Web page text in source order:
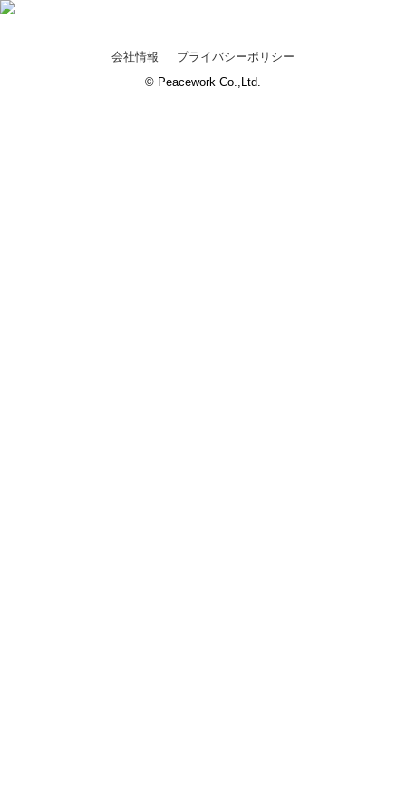
会社情報
プライバシーポリシー
© Peacework Co.,Ltd.